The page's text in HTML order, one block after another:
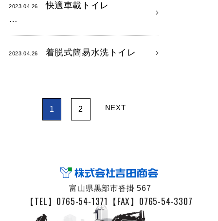
2023.04.26
快適車載トイレ
…
2023.04.26 着脱式簡易水洗トイレ
1 2 NEXT
富山県黒部市沓掛 567
【TEL】0765-54-1371 【FAX】0765-54-3307